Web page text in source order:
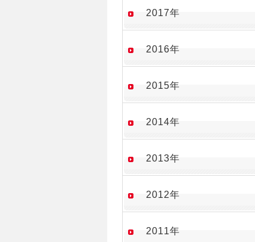
2017年
2016年
2015年
2014年
2013年
2012年
2011年